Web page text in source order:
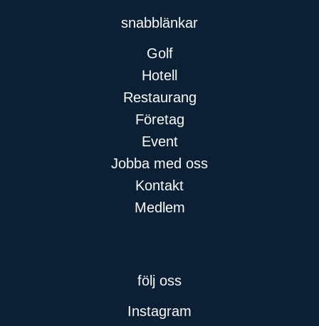
snabblänkar​
Golf
Hotell
Restaurang
Företag
Event
Jobba med oss
Kontakt
Medlem
följ oss
Instagram